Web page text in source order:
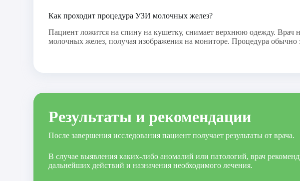
Как проходит процедура УЗИ молочных желез?
Пациент ложится на спину на кушетку, снимает верхнюю одежду. Врач
молочных желез, получая изображения на мониторе. Процедура
Результаты и рекомендации
После завершения исследования пациент получает результаты от врача.
В случае выявления каких-либо аномалий или патологий, врач
дальнейших действий и назначения необходимого лечения.